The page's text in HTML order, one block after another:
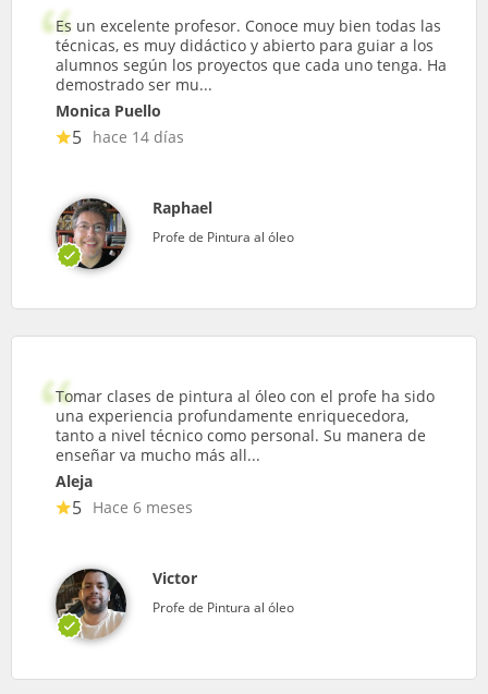
Es un excelente profesor. Conoce muy bien todas las
técnicas, es muy didáctico y abierto para guiar a los
alumnos según los proyectos que cada uno tenga. Ha
demostrado ser mu...
Monica Puello
5 hace 14 días
Raphael
Profe de Pintura al óleo
Tomar clases de pintura al óleo con el profe ha sido
una experiencia profundamente enriquecedora,
tanto a nivel técnico como personal. Su manera de
enseñar va mucho más all...
Aleja
5 Hace 6 meses
Victor
Profe de Pintura al óleo